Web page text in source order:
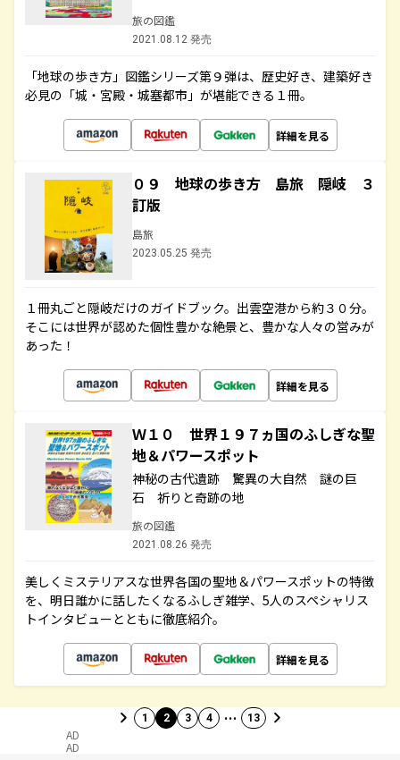
旅の図鑑
2021.08.12 発売
「地球の歩き方」図鑑シリーズ第９弾は、歴史好き、建築好き
必見の「城・宮殿・城塞都市」が堪能できる１冊。
詳細を見る
０９ 地球の歩き方 島旅 隠岐 ３
訂版
島旅
2023.05.25 発売
１冊丸ごと隠岐だけのガイドブック。出雲空港から約３０分。
そこには世界が認めた個性豊かな絶景と、豊かな人々の営みが
あった！
詳細を見る
Ｗ１０ 世界１９７ヵ国のふしぎな聖
地＆パワースポット
神秘の古代遺跡 驚異の大自然 謎の巨
石 祈りと奇跡の地
旅の図鑑
2021.08.26 発売
美しくミステリアスな世界各国の聖地＆パワースポットの特徴
を、明日誰かに話したくなるふしぎ雑学、5人のスペシャリス
トインタビューとともに徹底紹介。
詳細を見る
1 2 3 4 … 13
AD
AD